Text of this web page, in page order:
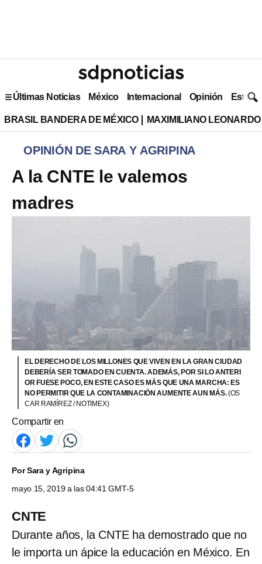
Últimas Noticias México Internacional Opinión Estilo
BRASIL BANDERA DE MÉXICO MAXIMILIANO
OPINIÓN DE SARA Y AGRIPINA
A la CNTE le valemos
madres
EL DERECHO DE LOS MILLONES QUE VIVEN EN LA GRAN CIUDAD
DEBERÍA SER TOMADO EN CUENTA. ADEMÁS, POR SI LO ANTERI
OR FUESE POCO, EN ESTE CASO ES MÁS QUE UNA MARCHA: ES
NO PERMITIR QUE LA CONTAMINACIÓN AUMENTE AUN MÁS.(OS
CAR RAMÍREZ / NOTIMEX)
Compartir en
PorSara y Agripina
mayo 15, 2019 a las 04:41 GMT-5
CNTE
Durante años, la CNTE ha demostrado que no
le importa un ápice la educación en México. En